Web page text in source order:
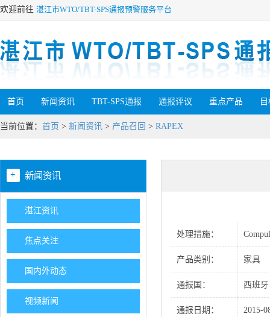
欢迎前往 湛江市WTO/TBT-SPS通报预警服务平台
首页 新闻资讯 TBT-SPS通报 通报评议 重点产品
当前位置： 首页 > 新闻资讯 > 产品召回 > RAPEX
+ 新闻资讯
湛江资讯
焦点关注
国内外动态
视频新闻
处理措施：
产品类别： 家具
通报国： 西班牙
通报日期： 2015-